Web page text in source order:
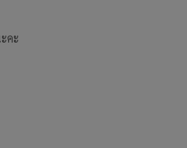
คะ